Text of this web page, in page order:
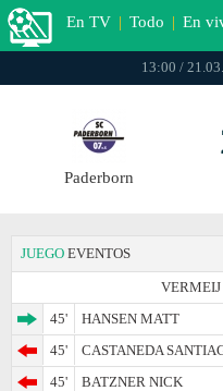
En TV | Todo | En
13:00 /
Paderborn
JUEGO EVENTOS
VERMEIJ
45'
HANSEN MATT
45'
CASTANEDA
45'
BATZNER NICK